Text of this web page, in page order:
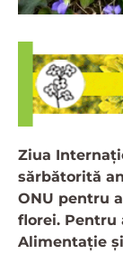
Ziua
sărbătorită
ONU pentru
florei. Pentru
Alimentație